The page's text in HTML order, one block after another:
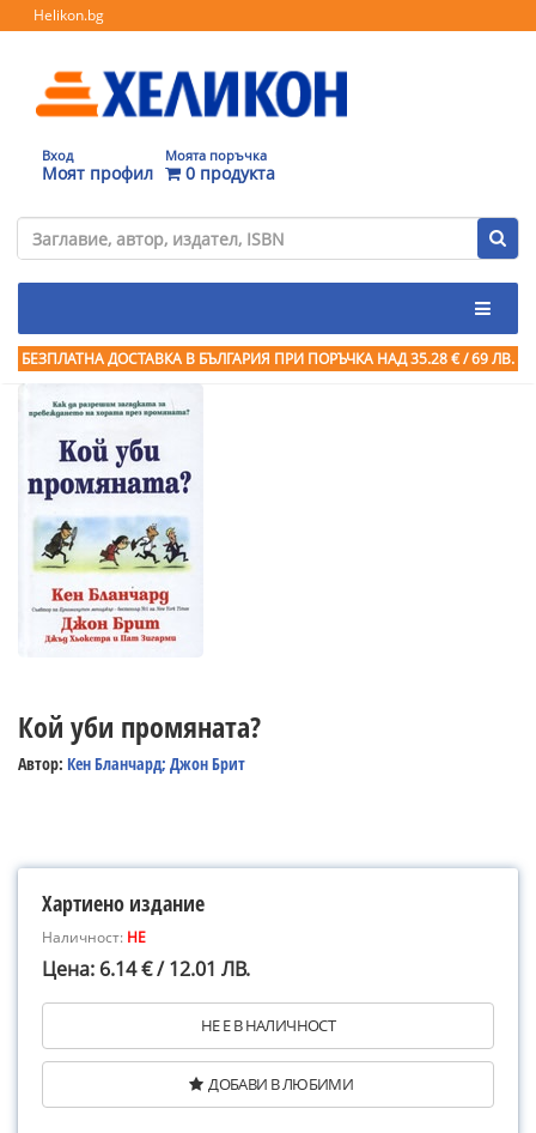
Helikon.bg
Вход
Моят профил
Моята поръчка
0 продукта
БЕЗПЛАТНА ДОСТАВКА В БЪЛГАРИЯ ПРИ ПОРЪЧКА НАД 35.28 € / 69 ЛВ.
Кой уби промяната?
Автор: Кен Бланчард; Джон Брит
Хартиено издание
Наличност: НЕ
Цена: 6.14 € / 12.01 ЛВ.
НЕ Е В НАЛИЧНОСТ
ДОБАВИ В ЛЮБИМИ